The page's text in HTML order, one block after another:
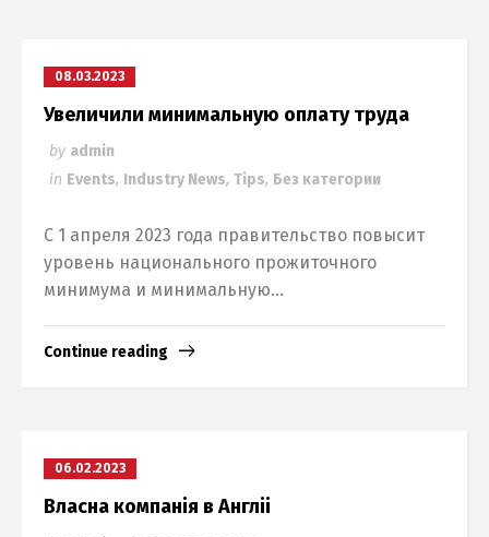
08.03.2023
Увеличили минимальную оплату труда
by admin
in Events, Industry News, Tips, Без категории
С 1 апреля 2023 года правительство повысит
уровень национального прожиточного
минимума и минимальную...
Continue reading
06.02.2023
Власна компанія в Англіі